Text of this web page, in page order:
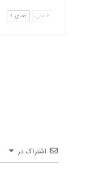
قبلی بعدی
اشتراک در